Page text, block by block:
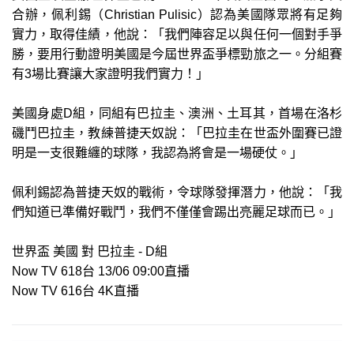
合辦，佩利錫（Christian Pulisic）認為美國隊眾將有足夠
實力，取得佳績，他說：「我們陣容足以與任何一個對手爭
勝，要用行動證明美國是今屆世界盃爭標勁旅之一。分組賽
有3場比賽讓大家證明我們實力！」
美國身處D組，同組有巴拉圭、澳洲、土耳其，首場在洛杉
磯鬥巴拉圭，教練普捷天奴說：「巴拉圭在世盃外圍賽已證
明是一支很難纏的球隊，我認為將會是一場硬仗。」
佩利錫認為普捷天奴的戰術，令球隊發揮潛力，他說：「我
們知道已準備好戰鬥，我們不僅僅會踢出亮麗足球而已。」
世界盃 美國 對 巴拉圭 - D組
Now TV 618台 13/06 09:00直播
Now TV 616台 4K直播